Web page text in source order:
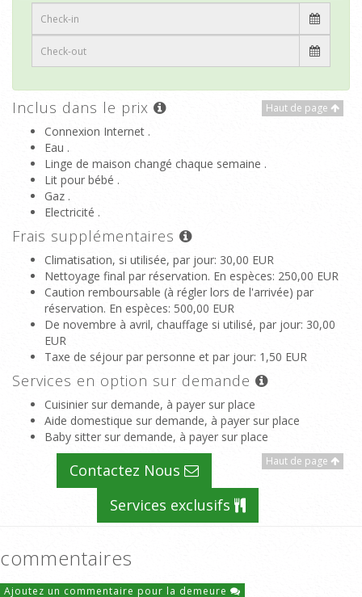
Haut de page
Inclus dans le prix
Connexion Internet .
Eau .
Linge de maison changé chaque semaine .
Lit pour bébé .
Gaz .
Electricité .
Frais supplémentaires
Climatisation, si utilisée, par jour: 30,00 EUR
Nettoyage final par réservation. En espèces: 250,00 EUR
Caution remboursable (à régler lors de l'arrivée) par
réservation. En espèces: 500,00 EUR
De novembre à avril, chauffage si utilisé, par jour: 30,00
EUR
Taxe de séjour par personne et par jour: 1,50 EUR
Services en option sur demande
Cuisinier sur demande, à payer sur place
Aide domestique sur demande, à payer sur place
Baby sitter sur demande, à payer sur place
Haut de page
Contactez Nous
Services exclusifs
commentaires
Ajoutez un commentaire pour la demeure